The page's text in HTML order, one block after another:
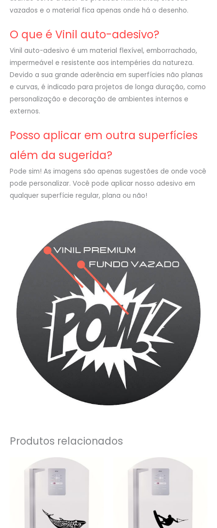
vazados e o material fica apenas onde há o desenho.
O que é Vinil auto-adesivo?
Vinil auto-adesivo é um material flexível, emborrachado,
impermeável e resistente aos intempéries da natureza.
Devido a sua grande aderência em superfícies não planas
e curvas, é indicado para projetos de longa duração, como
personalização e decoração de ambientes internos e
externos.
Posso aplicar em outra superfícies
além da sugerida?
Pode sim! As imagens são apenas sugestões de onde você
pode personalizar. Você pode aplicar nosso adesivo em
qualquer superfície regular, plana ou não!
Produtos relacionados